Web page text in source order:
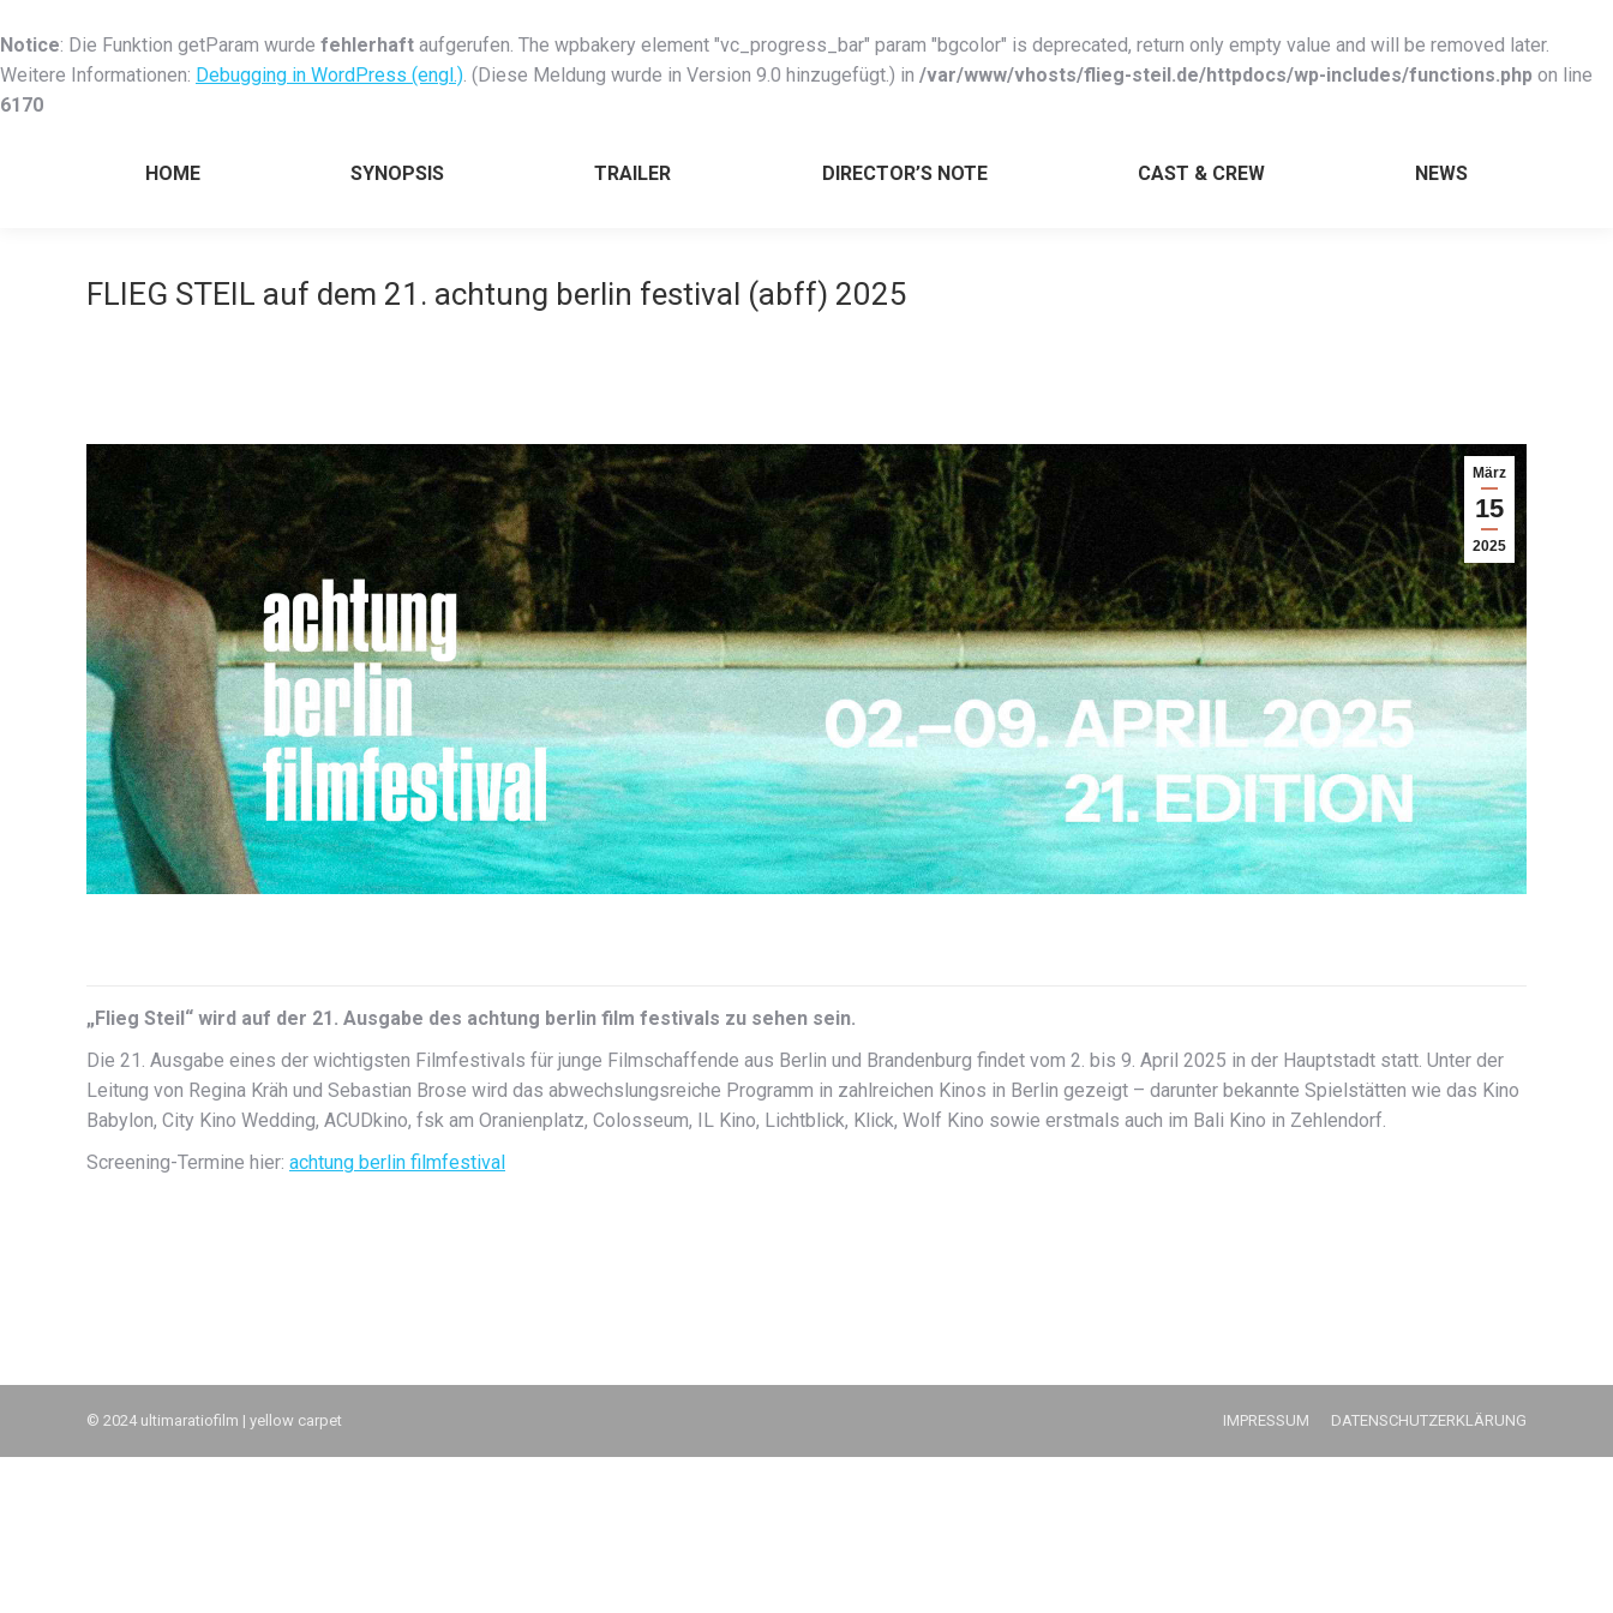
Notice: Die Funktion getParam wurde fehlerhaft aufgerufen. The wpbakery element "vc_progress_bar" param "bgcolor" is deprecated, return only empty value and will be removed later.
Weitere Informationen: Debugging in WordPress (engl.). (Diese Meldung wurde in Version 9.0 hinzugefügt.) in /var/www/vhosts/flieg-steil.de/httpdocs/wp-includes/functions.php on line
6170
HOME SYNOPSIS TRAILER DIRECTOR’S NOTE CAST & CREW NEWS
FLIEG STEIL auf dem 21. achtung berlin festival (abff) 2025
März
15
2025
„Flieg Steil“ wird auf der 21. Ausgabe des achtung berlin film festivals zu sehen sein.
Die 21. Ausgabe eines der wichtigsten Filmfestivals für junge Filmschaffende aus Berlin und Brandenburg findet vom 2. bis 9. April 2025 in der Hauptstadt statt. Unter der
Leitung von Regina Kräh und Sebastian Brose wird das abwechslungsreiche Programm in zahlreichen Kinos in Berlin gezeigt – darunter bekannte Spielstätten wie das Kino
Babylon, City Kino Wedding, ACUDkino, fsk am Oranienplatz, Colosseum, IL Kino, Lichtblick, Klick, Wolf Kino sowie erstmals auch im Bali Kino in Zehlendorf.
Screening-Termine hier: achtung berlin filmfestival
© 2024 ultimaratiofilm | yellow carpet IMPRESSUM DATENSCHUTZERKLÄRUNG